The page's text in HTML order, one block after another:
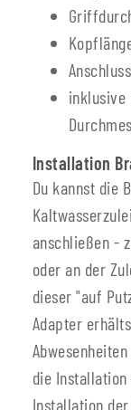
inklusive
Installation
Du kannst die
anschließen -
oder an der
dieser "auf
Adapter
die Installation
Installation